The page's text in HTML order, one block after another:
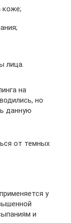
коже;
лица.
на
но
данную
от темных
у
и